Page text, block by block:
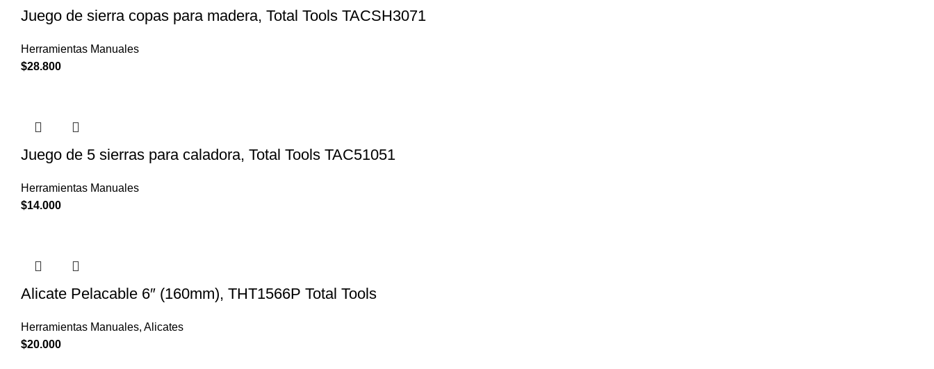
Juego de sierra copas para madera, Total Tools TACSH3071
Herramientas Manuales
$28.800
Juego de 5 sierras para caladora, Total Tools TAC51051
Herramientas Manuales
$14.000
Alicate Pelacable 6″ (160mm), THT1566P Total Tools
Herramientas Manuales, Alicates
$20.000